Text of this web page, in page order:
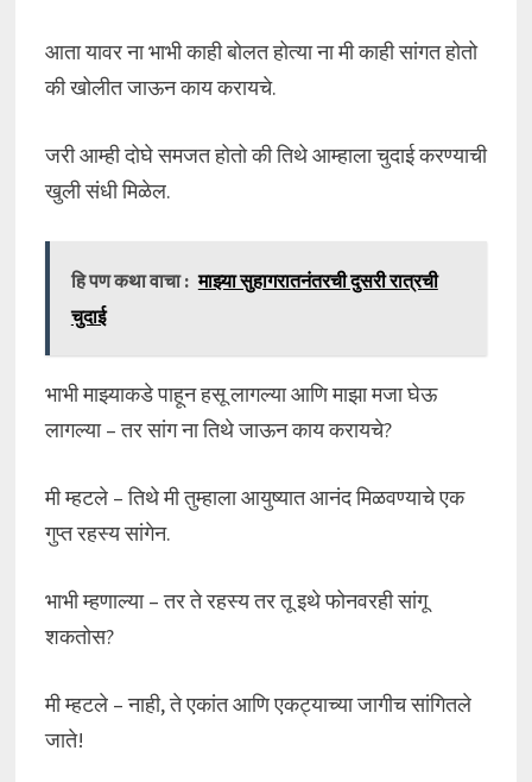
आता यावर ना भाभी काही बोलत होत्या ना मी काही सांगत होतो
की खोलीत जाऊन काय करायचे.
जरी आम्ही दोघे समजत होतो की तिथे आम्हाला चुदाई करण्याची
खुली संधी मिळेल.
हि पण कथा वाचा : माझ्या सुहागरातनंतरची दुसरी रात्रची
चुदाई
भाभी माझ्याकडे पाहून हसू लागल्या आणि माझा मजा घेऊ
लागल्या – तर सांग ना तिथे जाऊन काय करायचे?
मी म्हटले – तिथे मी तुम्हाला आयुष्यात आनंद मिळवण्याचे एक
गुप्त रहस्य सांगेन.
भाभी म्हणाल्या – तर ते रहस्य तर तू इथे फोनवरही सांगू
शकतोस?
मी म्हटले – नाही, ते एकांत आणि एकट्याच्या जागीच सांगितले
जाते!